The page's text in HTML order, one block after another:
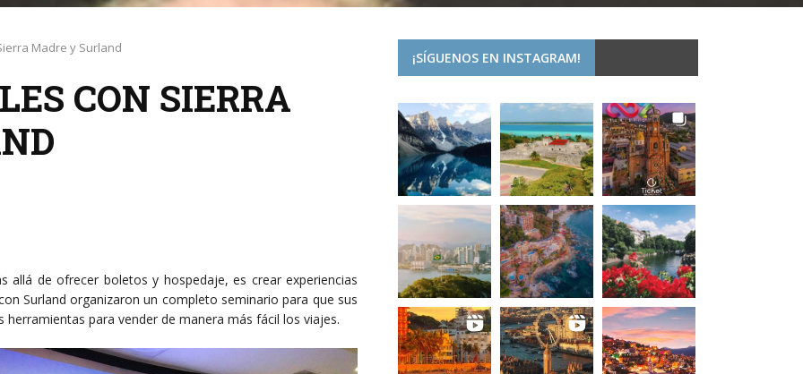
Madre y Surland
CON SIERRA
allá de ofrecer boletos y hospedaje, es crear experiencias
Surland organizaron un completo seminario para que sus
para vender de manera más fácil los viajes.
¡SÍGUENOS EN INSTAGRAM!